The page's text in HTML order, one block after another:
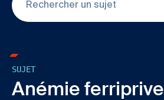
SUJET
Anémie ferriprive